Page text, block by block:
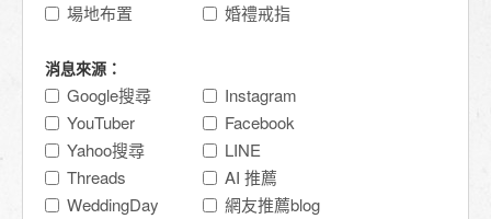
場地布置
婚禮戒指
消息來源：
Google搜尋
Instagram
YouTuber
Facebook
Yahoo搜尋
LINE
Threads
AI 推薦
WeddingDay
網友推薦blog